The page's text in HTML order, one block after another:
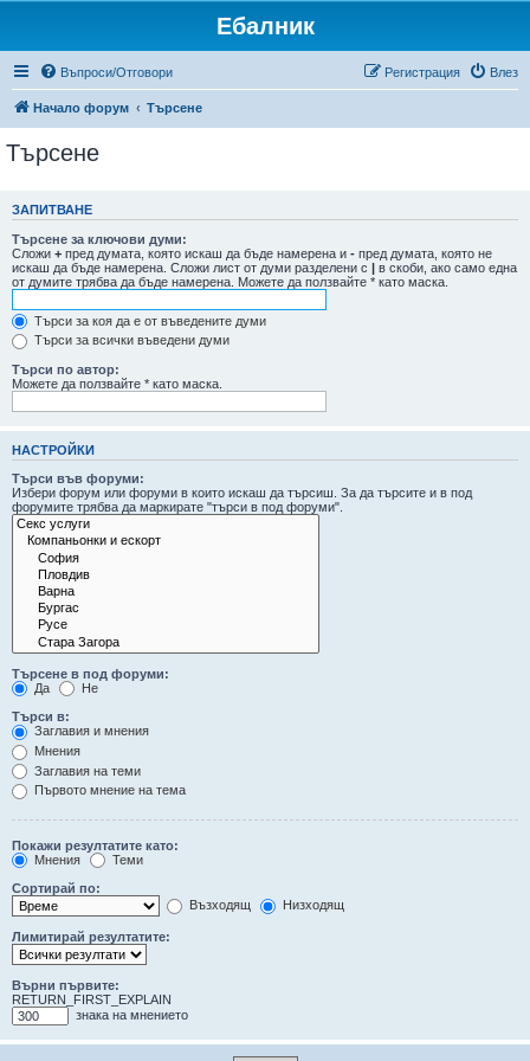
Ебалник
Въпроси/Отговори Влез
Регистрация
Начало форум Търсене
Търсене
ЗАПИТВАНЕ
Търсене за ключови думи:
Сложи + пред думата, която искаш да бъде намерена и - пред думата, която не
искаш да бъде намерена. Сложи лист от думи разделени с | в скоби, ако само една
от думите трябва да бъде намерена. Можете да ползвайте * като маска.
Търси за коя да е от въведените думи
Търси за всички въведени думи
Търси по автор:
Можете да ползвайте * като маска.
НАСТРОЙКИ
Търси във форуми:
Избери форум или форуми в които искаш да търсиш. За да търсите и в под
форумите трябва да маркирате "търси в под форуми".
Търсене в под форуми:
Да
Не
Търси в:
Заглавия и мнения
Мнения
Заглавия на теми
Първото мнение на тема
Покажи резултатите като:
Мнения
Теми
Сортирай по:
Възходящ
Низходящ
Лимитирай резултатите:
Върни първите:
RETURN_FIRST_EXPLAIN
знака на мнението